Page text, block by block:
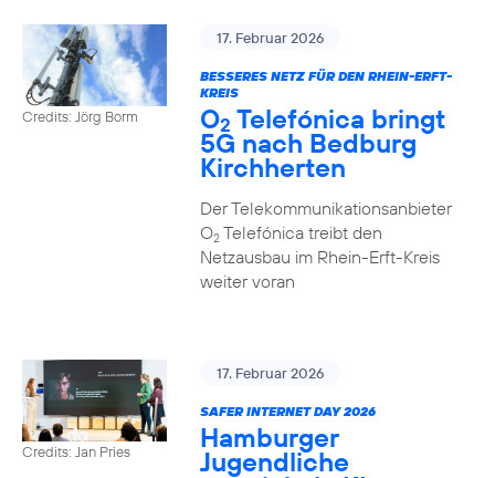
Credits: Jörg Borm
17. Februar 2026
BESSERES NETZ FÜR DEN RHEIN-ERFT-
KREIS
O2 Telefónica bringt
5G nach Bedburg
Kirchherten
Der Telekommunikationsanbieter
O2Telefónica treibt den
Netzausbau im Rhein-Erft-Kreis
weiter voran
Credits: Jan Pries
17. Februar 2026
SAFER INTERNET DAY 2026
Hamburger
Jugendliche